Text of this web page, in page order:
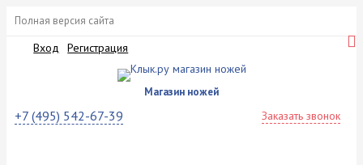
Полная версия сайта
Вход Регистрация
Магазин ножей
+7 (495) 542-67-39 Заказать звонок